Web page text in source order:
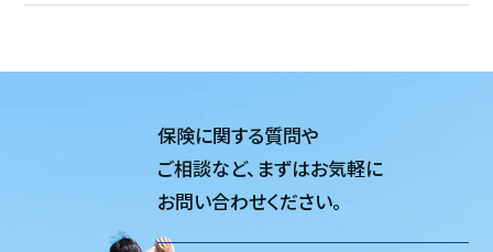
保険に関する質問や
ご相談など、 まずはお気軽に
お問い合わせください。